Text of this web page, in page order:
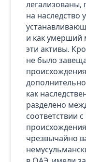
на наследство
и как умерший
эти активы.
не было
дополнительно
как
разделено
соответствии
чрезвычайно